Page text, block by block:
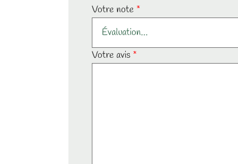
Votre note *
Votre avis *